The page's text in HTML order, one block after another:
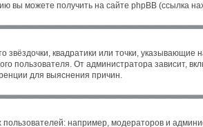
вы можете получить на сайте phpBB (ссылка
квадратики или точки, указывающие
пользователя. От администратора зависит,
для выяснения причин.
например, модераторов и